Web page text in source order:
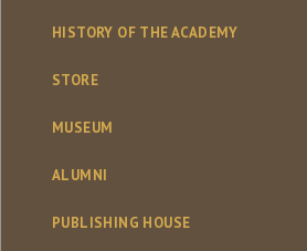
HISTORY OF THE ACADEMY
STORE
MUSEUM
ALUMNI
PUBLISHING HOUSE